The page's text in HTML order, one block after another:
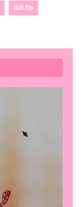
ШАЛЬ